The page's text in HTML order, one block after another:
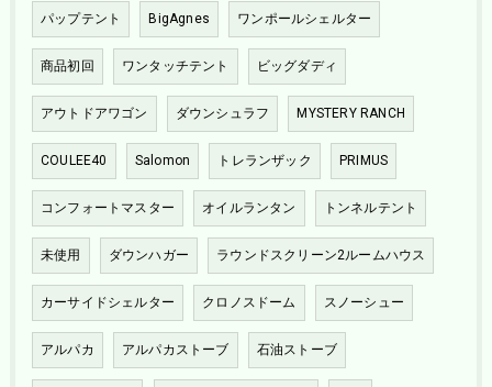
パップテント BigAgnes ワンポールシェルター
商品初回 ワンタッチテント ビッグダディ
アウトドアワゴン ダウンシュラフ MYSTERY RANCH
COULEE40 Salomon トレランザック PRIMUS
コンフォートマスター オイルランタン トンネルテント
未使用 ダウンハガー ラウンドスクリーン2ルームハウス
カーサイドシェルター クロノスドーム スノーシュー
アルパカ アルパカストーブ 石油ストーブ